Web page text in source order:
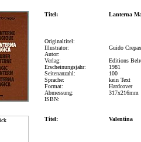
Titel: Lanterna
Originaltitel:
Illustrator:
Autor:
Verlag:
Erscheinungsjahr:
Seitenanzahl:
Sprache:
Format:
Abmessung:
ISBN:
Guido
Editions
1981
100
kein Text
Hardcover
317x216mm
Titel: Valentina